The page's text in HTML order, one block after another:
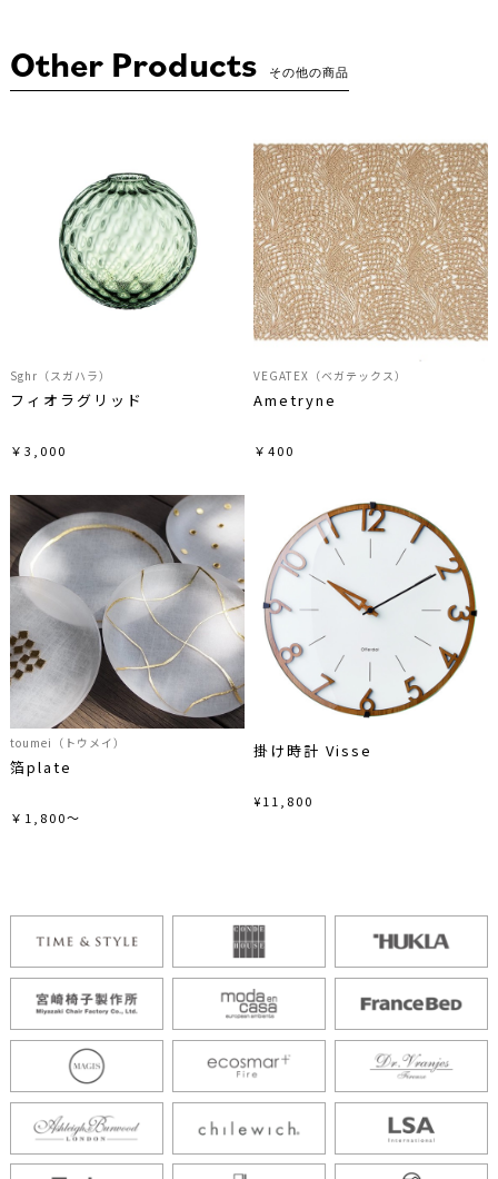
Other Products その他の商品
Sghr（スガハラ）
フィオラグリッド
￥3,000
VEGATEX（ベガテックス）
Ametryne
￥400
toumei（トウメイ）
箔plate
￥1,800～
掛け時計 Visse
¥11,800